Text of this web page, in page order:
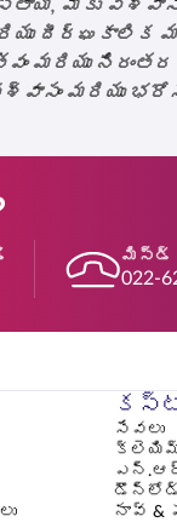
మీకు
దీర్ఘకాలిక
నిరంతర
మరియు
మిస్డ్
022-
సేవలు
క్లెయిమ్
డౌన్‌లోడ్
నావ్ &